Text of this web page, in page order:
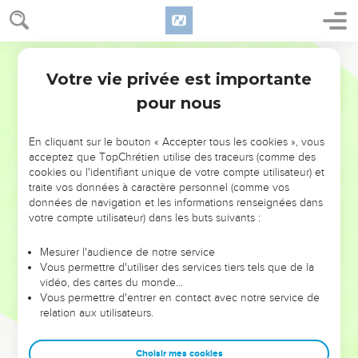
NE MANQUEZ PAS L’ÉVÉNEMENT
DE L’ANNÉE !
ET SI LEURS ERREURS POUVAIENT VOUS ÉVITER LES
VOTRES ?
leur foi ou leur vision. Mais on voit moins les doutes, les erreurs
et les saisons difficiles qu'ils ont traversés, alors même que ce
sont elles qui les ont façonnés.
Dans cette conférence, leaders, entrepreneurs, et responsables
clés pour avancer avec plus de sagesse afin que leurs erreurs
Votre vie privée est importante
pour nous
En cliquant sur le bouton « Accepter tous les cookies », vous
acceptez que TopChrétien utilise des traceurs (comme des
cookies ou l'identifiant unique de votre compte utilisateur) et
traite vos données à caractère personnel (comme vos
données de navigation et les informations renseignées dans
votre compte utilisateur) dans les buts suivants :
Mesurer l'audience de notre service
Vous permettre d'utiliser des services tiers tels que de la
vidéo, des cartes du monde…
Vous permettre d'entrer en contact avec notre service de
relation aux utilisateurs.
Choisir mes cookies